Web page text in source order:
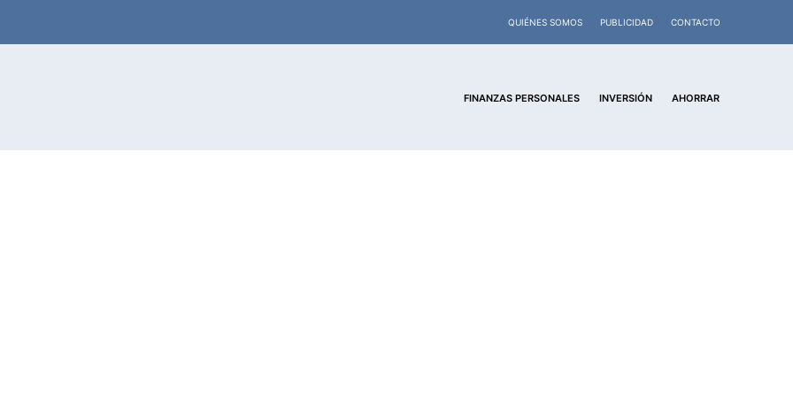
QUIÉNES SOMOS PUBLICIDAD CONTACTO
FINANZAS PERSONALES INVERSIÓN AHORRAR